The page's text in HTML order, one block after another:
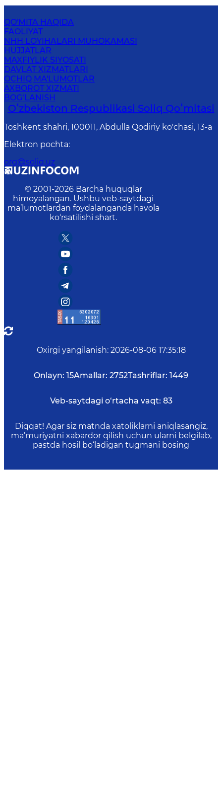
QO'MITA HAQIDA
FAOLIYAT
NHH LOYIHALARI MUHOKAMASI
HUJJATLAR
MAXFIYLIK SIYOSATI
DAVLAT XIZMATLARI
OCHIQ MA'LUMOTLAR
AXBOROT XIZMATI
BOG‘LANISH
Oʻzbekiston Respublikasi Soliq Qoʻmitasi
Toshkent shahri, 100011, Abdulla Qodiriy ko'chasi, 13-a
Elektron pochta:
org@soliq.uz
© 2001-2026 Barcha huquqlar
himoyalangan. Ushbu veb-saytdagi
ma’lumotlardan foydalanganda havola
ko‘rsatilishi shart.
Oxirgi yangilanish: 2026-08-06 17:35:18
Onlayn: 15Amallar: 2752Tashriflar: 1449
Veb-saytdagi o‘rtacha vaqt: 83
Diqqat! Agar siz matnda xatoliklarni aniqlasangiz,
ma’muriyatni xabardor qilish uchun ularni belgilab,
pastda hosil bo‘ladigan tugmani bosing